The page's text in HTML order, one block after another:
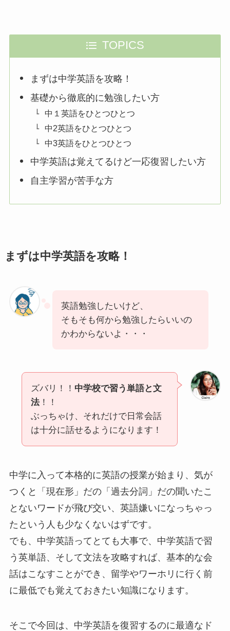
TOPICS
まずは中学英語を攻略！
基礎から徹底的に勉強したい方
中１英語をひとつひとつ
中2英語をひとつひとつ
中3英語をひとつひとつ
中学英語は覚えてるけど一応復習したい方
自主学習が苦手な方
まずは中学英語を攻略！
英語勉強したいけど、
そもそも何から勉強したらいいの
かわからないよ・・・
ズバリ！！ 中学校で習う単語と文
法！！
ぶっちゃけ、それだけで日常会話
は十分に話せるようになります！
中学に入って本格的に英語の授業が始まり、気が
つくと「現在形」だの「過去分詞」だの聞いたこ
とないワードが飛び交い、英語嫌いになっちゃっ
たという人も少なくないはずです。
でも、中学英語ってとても大事で、中学英語で習
う英単語、そして文法を攻略すれば、基本的な会
話はこなすことができ、留学やワーホリに行く前
に最低でも覚えておきたい知識になります。
そこで今回は、中学英語を復習するのに最適なド